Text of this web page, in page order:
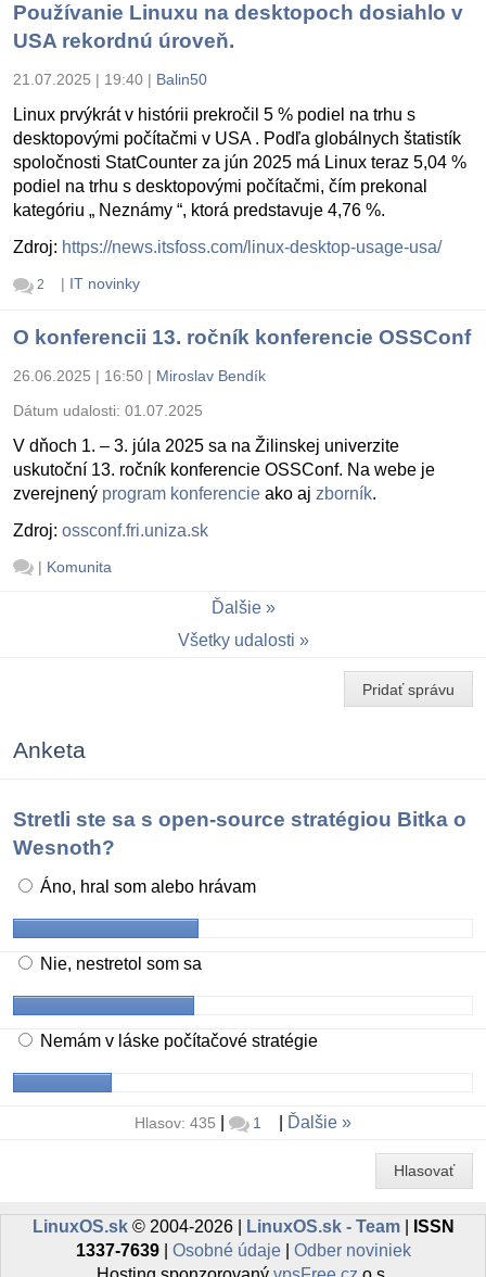
Používanie Linuxu na desktopoch dosiahlo v
USA rekordnú úroveň.
21.07.2025 | 19:40 | Balin50
Linux prvýkrát v histórii prekročil 5 % podiel na trhu s
desktopovými počítačmi v USA . Podľa globálnych štatistík
spoločnosti StatCounter za jún 2025 má Linux teraz 5,04 %
podiel na trhu s desktopovými počítačmi, čím prekonal
kategóriu „ Neznámy “, ktorá predstavuje 4,76 %.
Zdroj: https://news.itsfoss.com/linux-desktop-usage-usa/
2 | IT novinky
O konferencii 13. ročník konferencie OSSConf
26.06.2025 | 16:50 | Miroslav Bendík
Dátum udalosti: 01.07.2025
V dňoch 1. – 3. júla 2025 sa na Žilinskej univerzite
uskutoční 13. ročník konferencie OSSConf. Na webe je
zverejnený program konferencie ako aj zborník.
Zdroj: ossconf.fri.uniza.sk
| Komunita
Ďalšie
Všetky udalosti
Pridať správu
Anketa
Stretli ste sa s open-source stratégiou Bitka o
Wesnoth?
Áno, hral som alebo hrávam
Nie, nestretol som sa
Nemám v láske počítačové stratégie
Hlasov: 435 1 Ďalšie
Hlasovať
LinuxOS.sk© 2004-2026 | LinuxOS.sk - Team|
ISSN
1337-7639| Osobné údaje| Odber noviniek